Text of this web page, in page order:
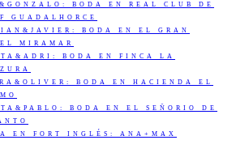
BODA EN REAL CLUB DE
GUADALHORCE
BODA EN EL GRAN
MIRAMAR
BODA EN FINCA LA
BODA EN HACIENDA EL
BODA EN EL SEÑORIO DE
EN FORT INGLÉS: ANA+MAX